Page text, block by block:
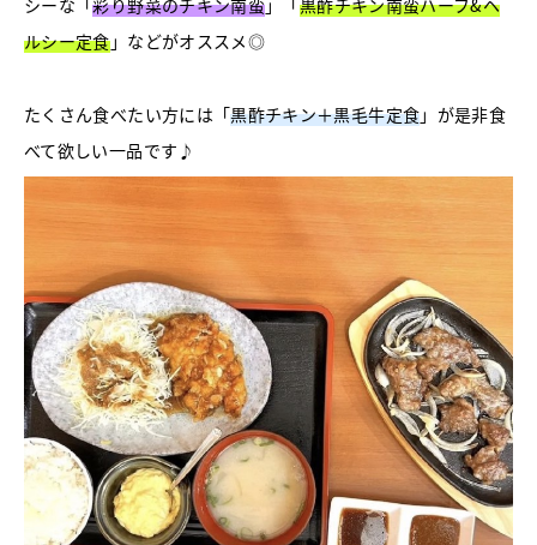
シーな「彩り野菜のチキン南蛮」「 黒酢チキン南蛮ハーフ&ヘ
ルシー定食」などがオススメ◎
たくさん食べたい方には「黒酢チキン＋黒毛牛定食」が是非食
べて欲しい一品です♪